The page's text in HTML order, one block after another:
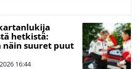
hetkistä:
näin suuret puut
16:44